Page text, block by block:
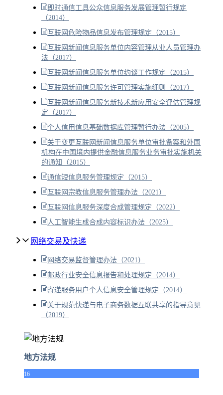
即时通信工具公众信息服务发展管理暂行规定
（2014）
互联网危险物品信息发布管理规定（2015）
互联网新闻信息服务单位内容管理从业人员管理办
法（2017）
互联网新闻信息服务单位约谈工作规定（2015）
互联网新闻信息服务许可管理实施细则（2017）
互联网新闻信息服务新技术新应用安全评估管理规
定（2017）
个人信用信息基础数据库管理暂行办法（2005）
关于变更互联网新闻信息服务单位审批备案和外国
机构在中国境内提供金融信息服务业务审批实施机关
的通知（2015）
通信短信息服务管理规定（2015）
互联网宗教信息服务管理办法（2021）
互联网信息服务深度合成管理规定（2022）
人工智能生成合成内容标识办法（2025）
网络交易及快递
网络交易监督管理办法（2021）
邮政行业安全信息报告和处理规定（2014）
寄递服务用户个人信息安全管理规定（2014）
关于规范快递与电子商务数据互联共享的指导意见
（2019）
地方法规
16